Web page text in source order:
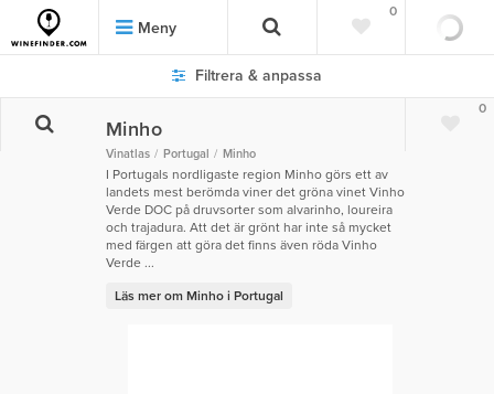
Meny
0
0
Filtrera & anpassa
Minho
Vinatlas Portugal Minho
I Portugals nordligaste region Minho görs ett av
landets mest berömda viner det gröna vinet Vinho
Verde DOC på druvsorter som alvarinho, loureira
och trajadura. Att det är grönt har inte så mycket
med färgen att göra det finns även röda Vinho
Verde ...
Läs mer om Minho i Portugal